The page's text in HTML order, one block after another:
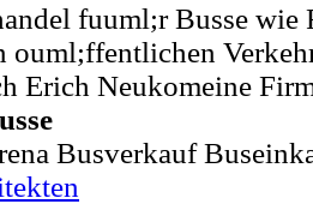
fuuml;r Busse wie
ouml;ffentlichen
Erich Neukomeine
Busverkauf